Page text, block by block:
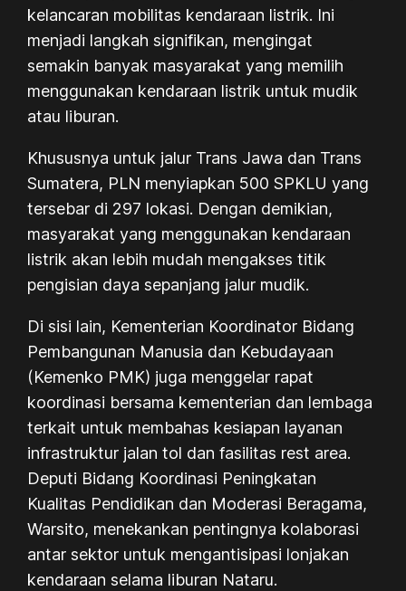
kelancaran mobilitas kendaraan listrik. Ini
menjadi langkah signifikan, mengingat
semakin banyak masyarakat yang memilih
menggunakan kendaraan listrik untuk mudik
atau liburan.
Khususnya untuk jalur Trans Jawa dan Trans
Sumatera, PLN menyiapkan 500 SPKLU yang
tersebar di 297 lokasi. Dengan demikian,
masyarakat yang menggunakan kendaraan
listrik akan lebih mudah mengakses titik
pengisian daya sepanjang jalur mudik.
Di sisi lain, Kementerian Koordinator Bidang
Pembangunan Manusia dan Kebudayaan
(Kemenko PMK) juga menggelar rapat
koordinasi bersama kementerian dan lembaga
terkait untuk membahas kesiapan layanan
infrastruktur jalan tol dan fasilitas rest area.
Deputi Bidang Koordinasi Peningkatan
Kualitas Pendidikan dan Moderasi Beragama,
Warsito, menekankan pentingnya kolaborasi
antar sektor untuk mengantisipasi lonjakan
kendaraan selama liburan Nataru.